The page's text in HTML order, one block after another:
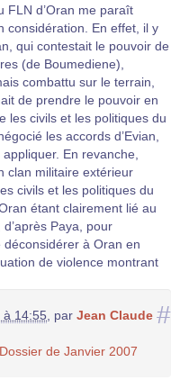
FLN d’Oran me paraît
considération. En effet, il y
qui contestait le pouvoir de
(de Boumediene),
combattu sur le terrain,
de prendre le pouvoir en
les civils et les politiques du
les accords d’Evian,
En revanche,
clan militaire extérieur
civils et les politiques du
étant clairement lié au
d’après Paya, pour
déconsidérer à Oran en
de violence montrant
des frontières, en
au Maroc.
provocation délibérée
#
à 14:55 par Jean Claude
de Janvier 2007